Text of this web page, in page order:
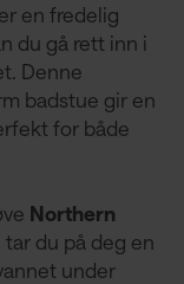
en fredelig
du gå rett inn i
Denne
badstue gir en
for både
Northern
tar du på deg en
under